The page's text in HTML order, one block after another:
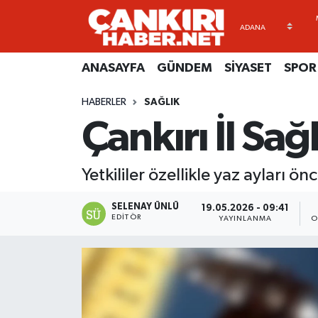
ANASAYFA GÜNDEM SİYASET SPOR
HABERLER SAĞLIK
Çankırı İl
Yetkililer özellikle yaz ayları
SELENAY ÜNLÜ
EDITÖR
19.05.2026 - 09:41
YAYINLANMA
ANASAYFA
SİYASET
Künye
Gizlilik Sözleşmesi
Merkez Hava Durumu
Süper Lig Puan Durumu ve Fikstür
Son Dakika Haberleri